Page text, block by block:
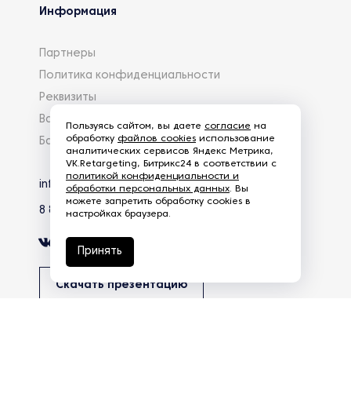
Информация
Партнеры
Политика конфиденциальности
Реквизиты
Вакансии
База знаний
info@eg-mail.ru
8 800 600 59 18
Скачать презентацию
Пользуясь сайтом, вы даете согласие на
обработку файлов cookies использование
аналитических сервисов Яндекс Метрика,
VK.Retargeting, Битрикс24 в соответствии с
политикой конфиденциальности и
обработки персональных данных. Вы
можете запретить обработку cookies в
настройках браузера.
Принять